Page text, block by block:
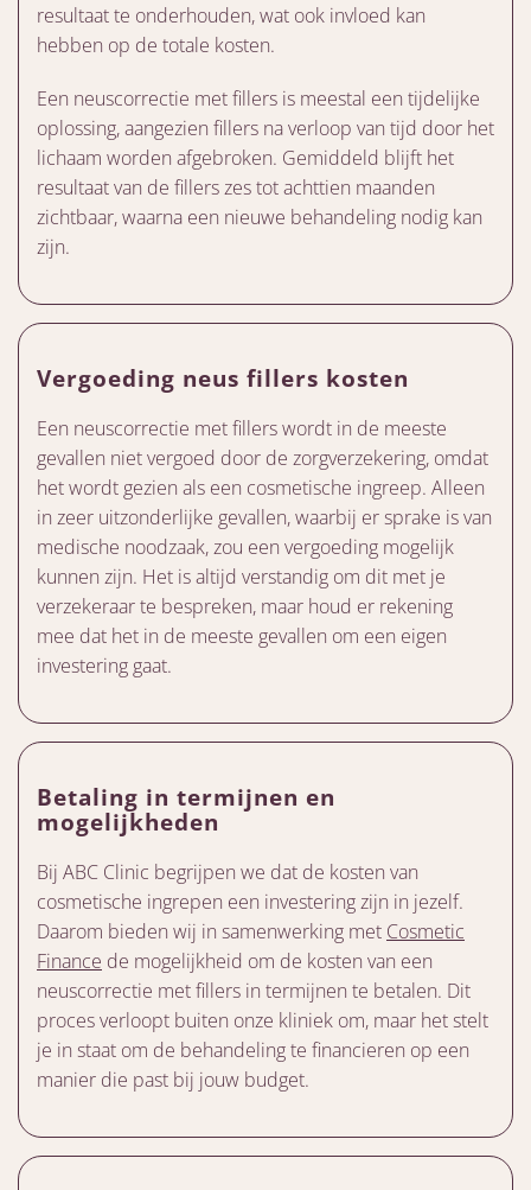
resultaat te onderhouden, wat ook invloed kan
hebben op de totale kosten.
Een neuscorrectie met fillers is meestal een tijdelijke
oplossing, aangezien fillers na verloop van tijd door het
lichaam worden afgebroken. Gemiddeld blijft het
resultaat van de fillers zes tot achttien maanden
zichtbaar, waarna een nieuwe behandeling nodig kan
zijn.
Vergoeding neus fillers kosten
Een neuscorrectie met fillers wordt in de meeste
gevallen niet vergoed door de zorgverzekering, omdat
het wordt gezien als een cosmetische ingreep. Alleen
in zeer uitzonderlijke gevallen, waarbij er sprake is van
medische noodzaak, zou een vergoeding mogelijk
kunnen zijn. Het is altijd verstandig om dit met je
verzekeraar te bespreken, maar houd er rekening
mee dat het in de meeste gevallen om een eigen
investering gaat.
Betaling in termijnen en
mogelijkheden
Bij ABC Clinic begrijpen we dat de kosten van
cosmetische ingrepen een investering zijn in jezelf.
Daarom bieden wij in samenwerking met Cosmetic
Finance de mogelijkheid om de kosten van een
neuscorrectie met fillers in termijnen te betalen. Dit
proces verloopt buiten onze kliniek om, maar het stelt
je in staat om de behandeling te financieren op een
manier die past bij jouw budget.